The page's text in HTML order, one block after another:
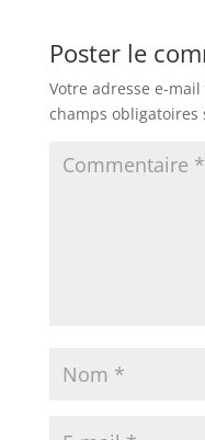
Poster le
Votre adresse e-
champs obligatoires